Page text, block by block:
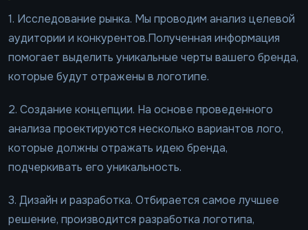
1. Исследование рынка. Мы проводим анализ целевой
аудитории и конкурентов.Полученная информация
помогает выделить уникальные черты вашего бренда,
которые будут отражены в логотипе.
2. Создание концепции. На основе проведенного
анализа проектируются несколько вариантов лого,
которые должны отражать идею бренда,
подчеркивать его уникальность.
3. Дизайн и разработка. Отбирается самое лучшее
решение, производится разработка логотипа,